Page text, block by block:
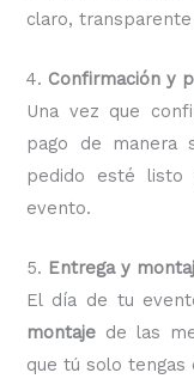
claro,
4. Confirmación y
Una vez que
pago de manera
pedido esté
evento.
5. Entrega y
El día de tu
montaje de las
que tú solo tengas